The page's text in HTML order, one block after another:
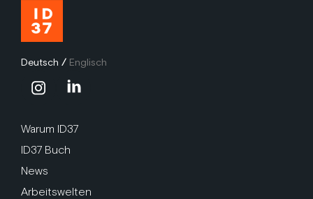
Deutsch / Englisch
Warum ID37
ID37 Buch
News
Arbeitswelten